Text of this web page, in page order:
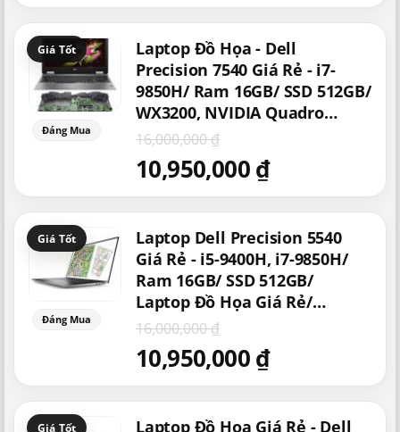
Laptop Đồ Họa - Dell
Precision 7540 Giá Rẻ - i7-
9850H/ Ram 16GB/ SSD 512GB/
WX3200, NVIDIA Quadro
T1000, T2000, RTX 3000 |
Laptop Chuyên Game Đồ
Họa/ Chơi Game/ Làm Thiết
Kế Đồ Họa
16,000,000₫
Giá
gốc
16,000,000 ₫.
10,950,000₫
Giá
hiện
10,950,000 ₫.
Laptop Dell Precision 5540
Giá Rẻ - i5-9400H, i7-9850H/
Ram 16GB/ SSD 512GB/
Laptop Đồ Họa Giá Rẻ/
Quadro T1000/ Chơi Game Giá
Tốt
16,000,000₫
Giá
gốc
16,000,000 ₫.
10,950,000₫
Giá
hiện
10,950,000 ₫.
Laptop Đồ Họa Giá Rẻ - Dell
Giá
Giá